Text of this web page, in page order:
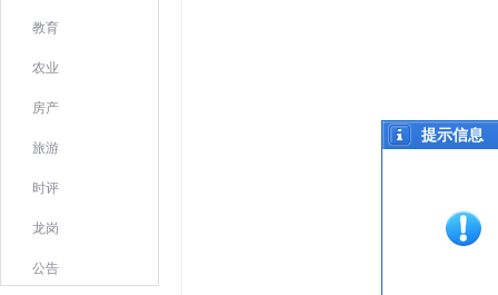
教育
农业
房产
旅游
时评
龙岗
公告
提示信息